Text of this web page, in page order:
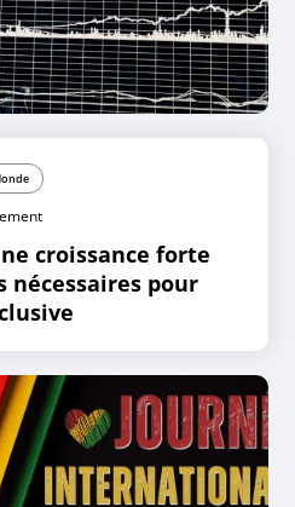
croissance forte
nécessaires pour